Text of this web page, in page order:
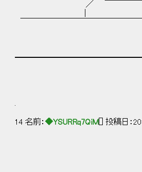
／ ￣￣￣￣
| |;;::::
14 名前： ◆YSURRq7QiM [] 投稿日：